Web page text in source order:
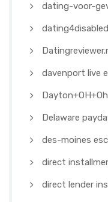
dating-voor-
davenport live
Delaware
des-moines
direct
direct lender